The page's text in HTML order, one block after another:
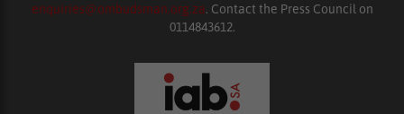
enquiries@ombudsman.org.za. Contact the Press Council on
0114843612.